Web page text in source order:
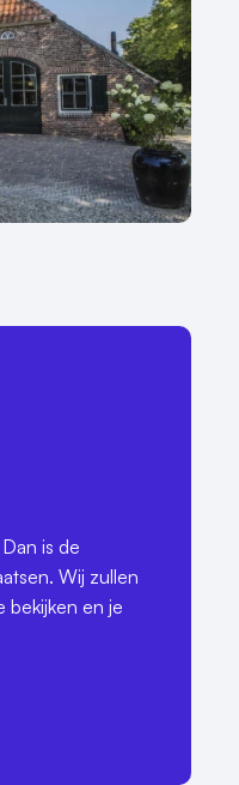
is de
Wij zullen
bekijken en je